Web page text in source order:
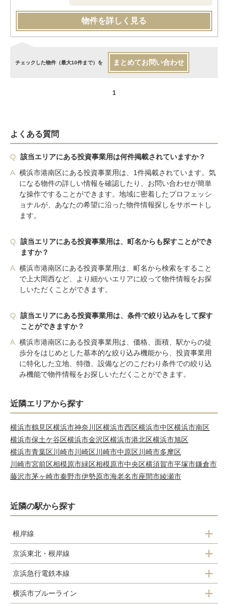
物件を詳しく見る
チェックした物件（最大10件まで）を まとめてお問い合わせ
1
よくある質問
Q.
該当エリアにある投資事業用は何件掲載されていますか？
A. 横浜市港南区にある投資事業用は、1件掲載されています。気
になる物件の詳しい情報を確認したり、お問い合わせが簡単
な操作ですることができます。地域に密着したプロフェッシ
ョナルが、あなたの希望に沿った物件情報探しをサポートし
ます。
Q.
該当エリアにある投資事業用は、町名からも探すことができ
ますか？
A. 横浜市港南区にある投資事業用は、町名から検索をすること
で上大岡西など、より細かいエリアに絞って物件情報をお探
しいただくことができます。
Q.
該当エリアにある投資事業用は、条件で絞り込みをして探す
ことができますか？
A. 横浜市港南区にある投資事業用は、価格、面積、駅からの徒
歩分をはじめとした基本的な絞り込み機能から、投資事業用
に特化した立地、特徴、設備などのこだわり条件での絞り込
み機能で物件情報をお探しいただくことができます。
近隣エリアから探す
横浜市鶴見区横浜市神奈川区横浜市西区横浜市中区横浜市南区
横浜市保土ケ谷区横浜市金沢区横浜市港北区横浜市旭区
横浜市青葉区川崎市川崎区川崎市中原区川崎市多摩区
川崎市宮前区相模原市緑区相模原市中央区横須賀市平塚市鎌倉市
藤沢市茅ヶ崎市秦野市伊勢原市海老名市座間市綾瀬市
近隣の駅から探す
根岸線
港南台駅
京浜東北・根岸線
港南台駅
京浜急行電鉄本線
上大岡駅
横浜市ブルーライン